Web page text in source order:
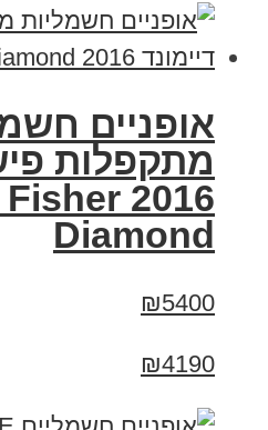
אופניים
מתקפלות
Fisher
Diamond
₪5400
₪4190